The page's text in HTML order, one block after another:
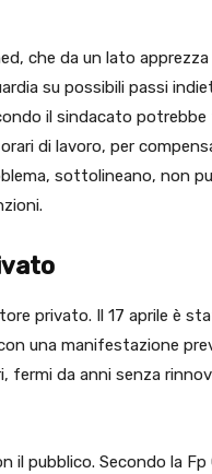
che da un lato
su possibili passi
il sindacato potrebbe
di lavoro, per
sottolineano, non
privato. Il 17 aprile è
una manifestazione
fermi da anni senza
pubblico. Secondo la Fp